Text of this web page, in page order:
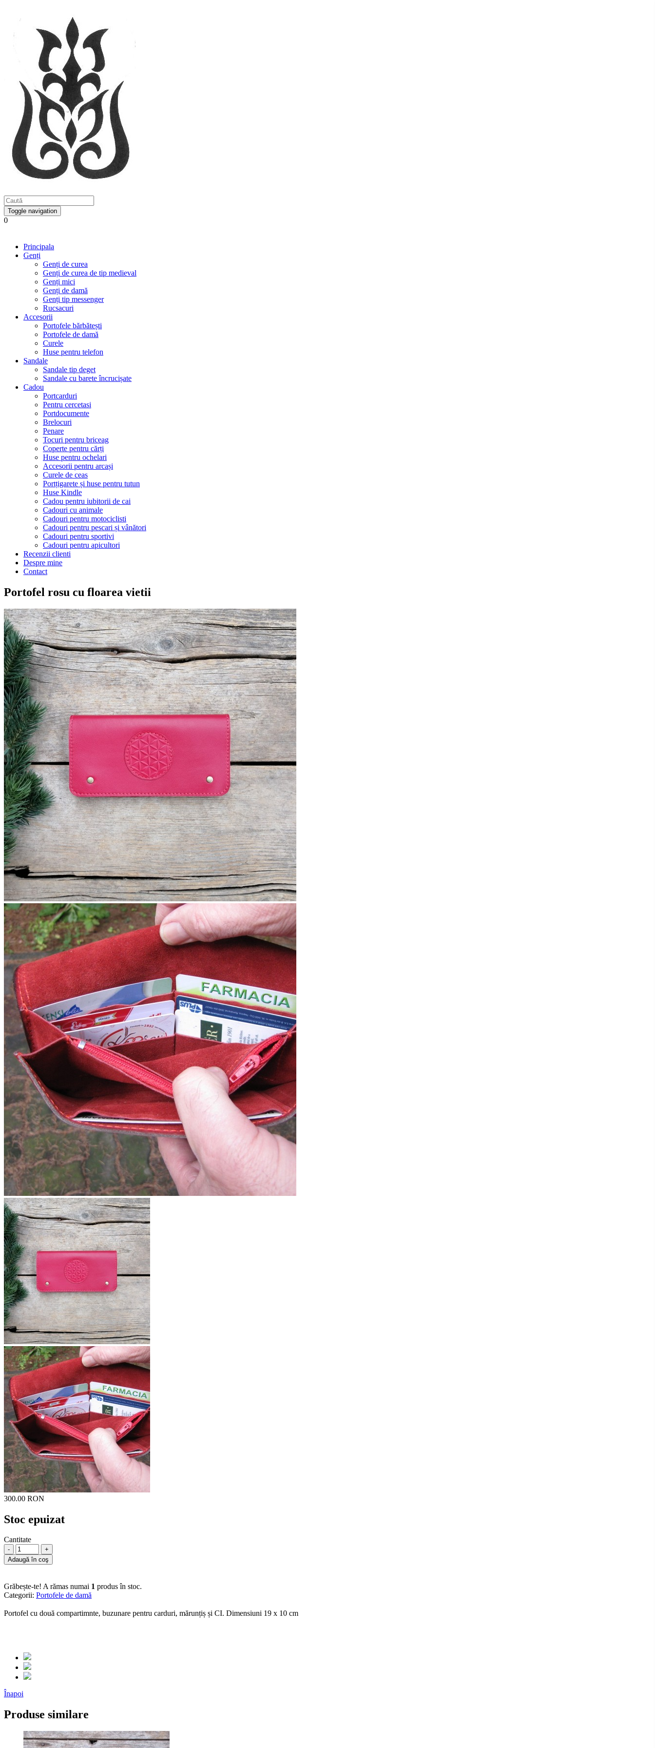
Toggle navigation
0
Principala
Genți
Genți de curea
Genți de curea de tip medieval
Genți mici
Genți de damă
Genți tip messenger
Rucsacuri
Accesorii
Portofele bărbătești
Portofele de damă
Curele
Huse pentru telefon
Sandale
Sandale tip deget
Sandale cu barete încrucișate
Cadou
Portcarduri
Pentru cercetasi
Portdocumente
Brelocuri
Penare
Tocuri pentru briceag
Coperte pentru cărți
Huse pentru ochelari
Accesorii pentru arcași
Curele de ceas
Portțigarete și huse pentru tutun
Huse Kindle
Cadou pentru iubitorii de cai
Cadouri cu animale
Cadouri pentru motociclisti
Cadouri pentru pescari și vânători
Cadouri pentru sportivi
Cadouri pentru apicultori
Recenzii clienti
Despre mine
Contact
Portofel rosu cu floarea vietii
300.00 RON
Stoc epuizat
Cantitate
-
+
Adaugă în coş
Grăbește-te! A rămas numai 1 produs în stoc.
Categorii: Portofele de damă
Portofel cu două compartimnte, buzunare pentru carduri, mărunțiș și CI. Dimensiuni 19 x 10 cm
Înapoi
Produse similare